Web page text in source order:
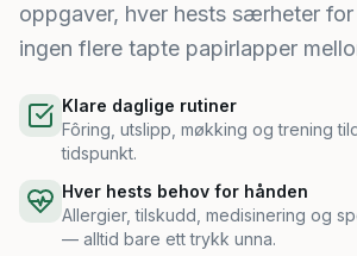
oppgaver, hver hests særheter
ingen flere tapte papirlapper
Klare daglige rutiner
Fôring, utslipp, møkking og trening
tidspunkt.
Hver hests behov for hånden
Allergier, tilskudd, medisinering og
— alltid bare ett trykk unna.